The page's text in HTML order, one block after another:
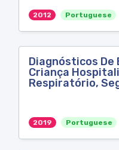
2012 Portuguese
Diagnósticos De
Criança
Respiratório,
2019 Portuguese